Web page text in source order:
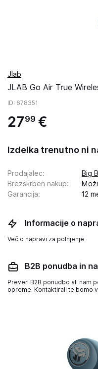
Jlab
JLAB Go Air True
ID: 678351
2799 €
Izdelka trenutno ni
Prodajalec:
Big
Brezskrben nakup:
Garancija: 12
Informacije o
Več o napravi za polnjenje
B2B ponudba in
Preveri B2B ponudbo ali nam
opreme. Kontaktirali te bomo